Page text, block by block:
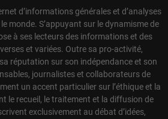
d’informations générales et d’analyses
monde. S’appuyant sur le dynamisme de
à ses lecteurs des informations et des
et variées. Outre sa pro-activité,
réputation sur son indépendance et son
journalistes et collaborateurs de
un accent particulier sur l’éthique et la
le recueil, le traitement et la diffusion de
exclusivement au débat d’idées,